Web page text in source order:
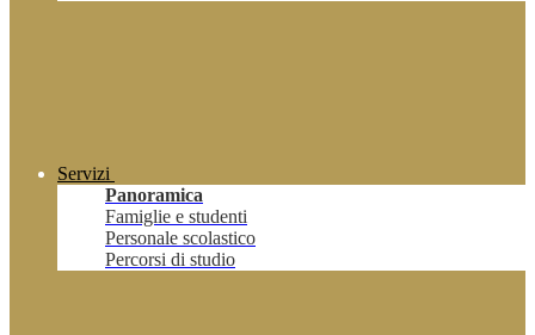
Servizi
Panoramica
Famiglie e studenti
Personale scolastico
Percorsi di studio